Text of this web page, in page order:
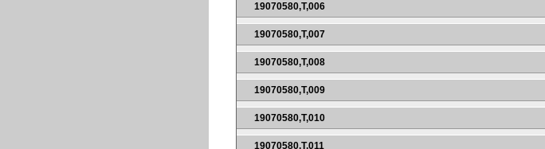
19070580,T,006
19070580,T,007
19070580,T,008
19070580,T,009
19070580,T,010
19070580,T,011